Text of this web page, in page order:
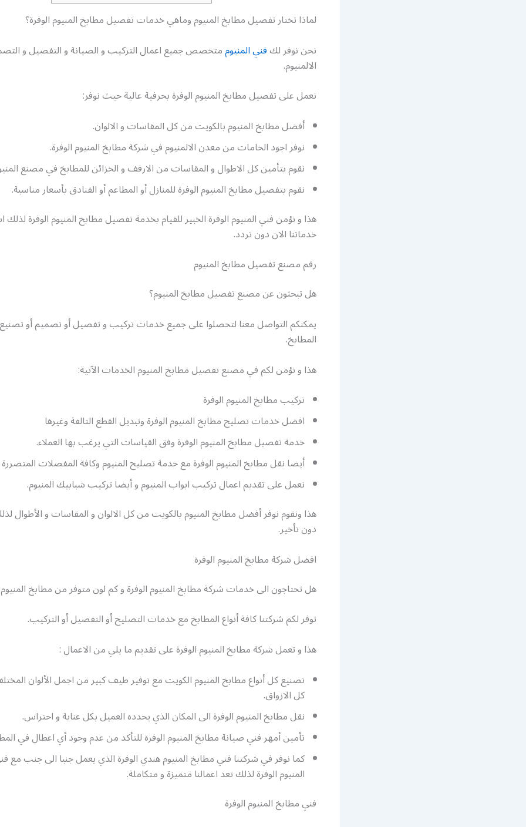
لماذا تختار تفصيل مطابخ المنيوم وماهي خدمات تفصيل مطابخ المنيوم الوفرة؟
نحن نوفر لكفني المنيوممتخصص جميع اعمال التركيب و الصيانة و التفصيل و
الالمنيوم.
نعمل على تفصيل مطابخ المنيوم الوفرة بحرفية عالية حيث نوفر:
أفضل مطابخ المنيوم بالكويت من كل المقاسات و الالوان.
نوفر اجود الخامات من معدن الالمنيوم في شركة مطابخ المنيوم الوفرة.
نقوم بتأمين كل الاطوال و المقاسات من الارفف و الخزائن للمطابخ في مصنع
نقوم بتفصيل مطابخ المنيوم الوفرة للمنازل أو المطاعم أو الفنادق بأسعار مناسبة.
هذا و نؤمن فني المنيوم الوفرة الخبير للقيام بخدمة تفصيل مطابخ المنيوم الوفرة
خدماتنا الان دون تردد.
رقم مصنع تفصيل مطابخ المنيوم
هل تبحثون عن مصنع تفصيل مطابخ المنيوم؟
يمكنكم التواصل معنا لتحصلوا على جميع خدمات تركيب و تفصيل أو تصميم أو
المطابخ.
هذا و نؤمن لكم في مصنع تفصيل مطابخ المنيوم الخدمات الآتية:
تركيب مطابخ المنيوم الوفرة
افضل خدمات تصليح مطابخ المنيوم الوفرة وتبديل القطع التالفة وغيرها
خدمة تفصيل مطابخ المنيوم الوفرة وفق القياسات التي يرغب بها العملاء.
أيضا نقل مطابخ المنيوم الوفرة مع خدمة تصليح المنيوم وكافة المفصلات المتضررة
نعمل على تقديم اعمال تركيب ابواب المنيوم و أيضا تركيب شبابيك المنيوم.
هذا ونقوم نوفر أفضل مطابخ المنيوم بالكويت من كل الالوان و المقاسات و الأطوال
دون تأخير.
افضل شركة مطابخ المنيوم الوفرة
هل تحتاجون الى خدمات شركة مطابخ المنيوم الوفرة و كم لون متوفر من مطابخ
توفر لكم شركتنا كافة أنواع المطابخ مع خدمات التصليح أو التفصيل أو التركيب.
هذا و تعمل شركة مطابخ المنيوم الوفرة على تقديم ما يلي من الاعمال :
تصنيع كل أنواع مطابخ المنيوم الكويت مع توفير طيف كبير من اجمل الألوان
كل الازواق.
نقل مطابخ المنيوم الوفرة الى المكان الذي يحدده العميل بكل عناية و احتراس.
تأمين أمهر فني صيانة مطابخ المنيوم الوفرة للتأكد من عدم وجود أي اعطال في
كما نوفر في شركتنا فني مطابخ المنيوم هندي الوفرة الذي يعمل جنبا الى جنب مع
المنيوم الوفرة لذلك تعد اعمالنا متميزة و متكاملة.
فني مطابخ المنيوم الوفرة